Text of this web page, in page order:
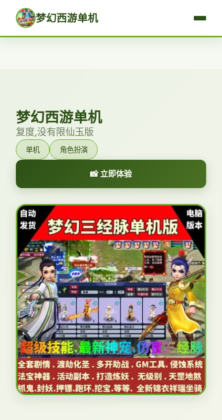
梦幻西游单机
梦幻西游单机
复度,没有限仙玉版
单机 角色扮演
📸 立即体验